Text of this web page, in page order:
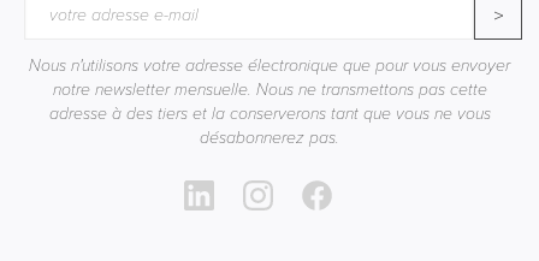
>
Nous n'utilisons votre adresse électronique que pour vous envoyer
notre newsletter mensuelle. Nous ne transmettons pas cette
adresse à des tiers et la conserverons tant que vous ne vous
désabonnerez pas.